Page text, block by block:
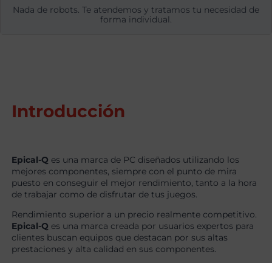
Nada de robots. Te atendemos y tratamos tu necesidad de
forma individual.
Introducción
Epical-Q es una marca de PC diseñados utilizando los
mejores componentes, siempre con el punto de mira
puesto en conseguir el mejor rendimiento, tanto a la hora
de trabajar como de disfrutar de tus juegos.
Rendimiento superior a un precio realmente competitivo.
Epical-Q es una marca creada por usuarios expertos para
clientes buscan equipos que destacan por sus altas
prestaciones y alta calidad en sus componentes.